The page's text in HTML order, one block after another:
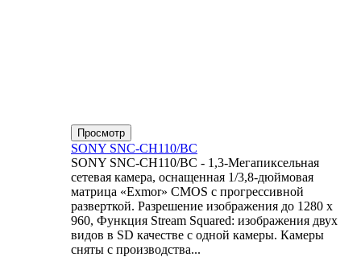
Просмотр
SONY SNC-CH110/BC
SONY SNC-CH110/BC - 1,3-Мегапиксельная
сетевая камера, оснащенная 1/3,8-дюймовая
матрица «Exmor» CMOS с прогрессивной
разверткой. Разрешение изображения до 1280 x
960, Функция Stream Squared: изображения двух
видов в SD качестве с одной камеры. Камеры
сняты с производства...